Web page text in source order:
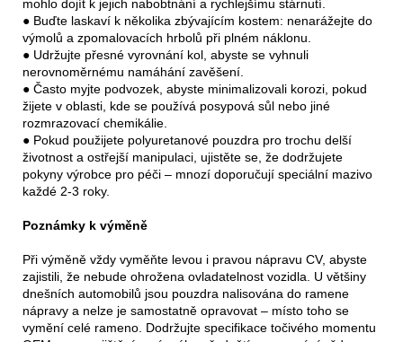
mohlo dojít k jejich nabobtnání a rychlejšímu stárnutí.
● Buďte laskaví k několika zbývajícím kostem: nenarážejte do
výmolů a zpomalovacích hrbolů při plném náklonu.
● Udržujte přesné vyrovnání kol, abyste se vyhnuli
nerovnoměrnému namáhání zavěšení.
● Často myjte podvozek, abyste minimalizovali korozi, pokud
žijete v oblasti, kde se používá posypová sůl nebo jiné
rozmrazovací chemikálie.
● Pokud použijete polyuretanové pouzdra pro trochu delší
životnost a ostřejší manipulaci, ujistěte se, že dodržujete
pokyny výrobce pro péči – mnozí doporučují speciální mazivo
každé 2-3 roky.
Poznámky k výměně
Při výměně vždy vyměňte levou i pravou nápravu CV, abyste
zajistili, že nebude ohrožena ovladatelnost vozidla. U většiny
dnešních automobilů jsou pouzdra nalisována do ramene
nápravy a nelze je samostatně opravovat – místo toho se
vymění celé rameno. Dodržujte specifikace točivého momentu